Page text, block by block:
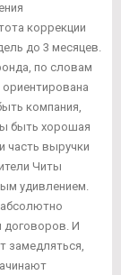
коррекции
до 3 месяцев.
по словам
компания,
быть хорошая
часть выручки
Читы
удивлением.
договоров. И
замедляться,